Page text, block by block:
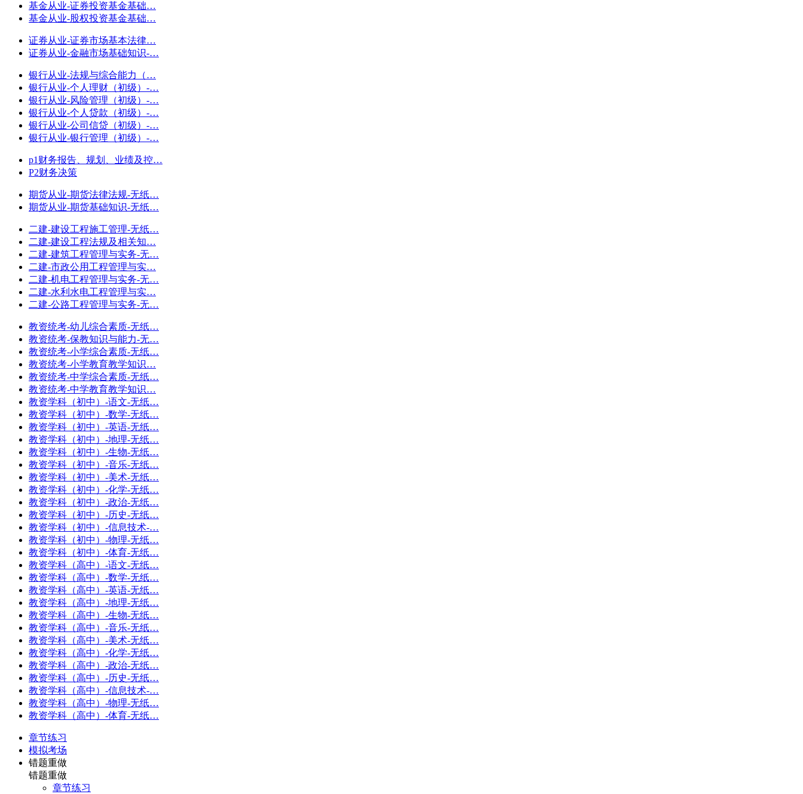
基金从业-证券投资基金基础…
基金从业-股权投资基金基础…
证券从业-证券市场基本法律…
证券从业-金融市场基础知识-…
银行从业-法规与综合能力（…
银行从业-个人理财（初级）-…
银行从业-风险管理（初级）-…
银行从业-个人贷款（初级）-…
银行从业-公司信贷（初级）-…
银行从业-银行管理（初级）-…
p1财务报告、规划、业绩及控…
P2财务决策
期货从业-期货法律法规-无纸…
期货从业-期货基础知识-无纸…
二建-建设工程施工管理-无纸…
二建-建设工程法规及相关知…
二建-建筑工程管理与实务-无…
二建-市政公用工程管理与实…
二建-机电工程管理与实务-无…
二建-水利水电工程管理与实…
二建-公路工程管理与实务-无…
教资统考-幼儿综合素质-无纸…
教资统考-保教知识与能力-无…
教资统考-小学综合素质-无纸…
教资统考-小学教育教学知识…
教资统考-中学综合素质-无纸…
教资统考-中学教育教学知识…
教资学科（初中）-语文-无纸…
教资学科（初中）-数学-无纸…
教资学科（初中）-英语-无纸…
教资学科（初中）-地理-无纸…
教资学科（初中）-生物-无纸…
教资学科（初中）-音乐-无纸…
教资学科（初中）-美术-无纸…
教资学科（初中）-化学-无纸…
教资学科（初中）-政治-无纸…
教资学科（初中）-历史-无纸…
教资学科（初中）-信息技术-…
教资学科（初中）-物理-无纸…
教资学科（初中）-体育-无纸…
教资学科（高中）-语文-无纸…
教资学科（高中）-数学-无纸…
教资学科（高中）-英语-无纸…
教资学科（高中）-地理-无纸…
教资学科（高中）-生物-无纸…
教资学科（高中）-音乐-无纸…
教资学科（高中）-美术-无纸…
教资学科（高中）-化学-无纸…
教资学科（高中）-政治-无纸…
教资学科（高中）-历史-无纸…
教资学科（高中）-信息技术-…
教资学科（高中）-物理-无纸…
教资学科（高中）-体育-无纸…
章节练习
模拟考场
错题重做
错题重做
章节练习